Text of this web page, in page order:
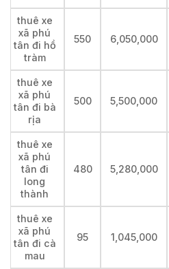
thuê xe
xã phú
tân đi hồ
tràm
550 6,050,000
thuê xe
xã phú
tân đi bà
rịa
500 5,500,000
thuê xe
xã phú
tân đi
long
thành
480 5,280,000
thuê xe
xã phú
tân đi cà
mau
95 1,045,000